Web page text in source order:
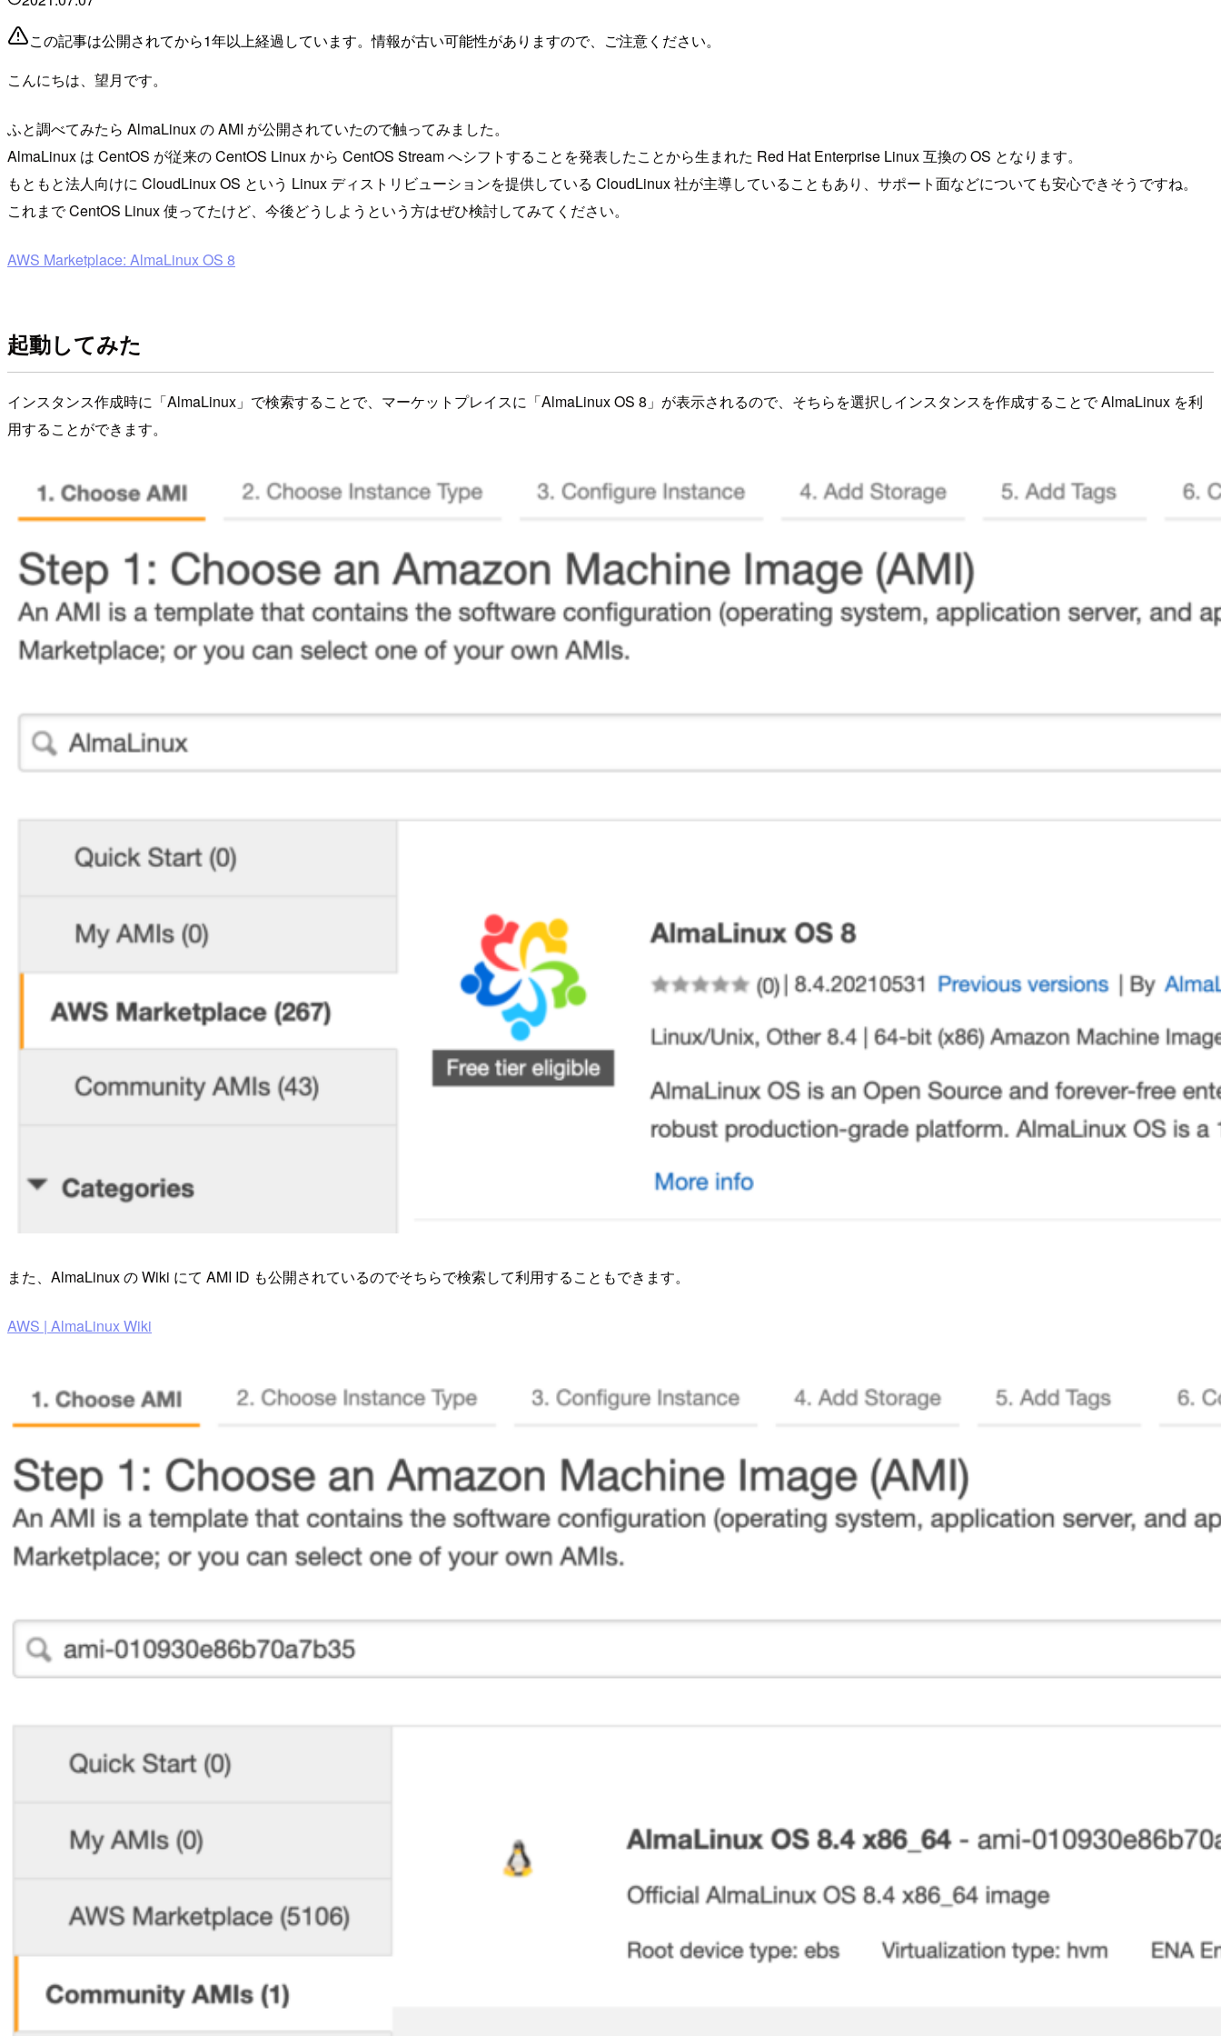
この記事は公開されてから1年以上経過しています。情報が古い可能性がありますので、ご注意ください。
こんにちは、望月です。
ふと調べてみたら AlmaLinux の AMI が公開されていたので触ってみました。
AlmaLinux は CentOS が従来の CentOS Linux から CentOS Stream へシフトすることを発表したことから生まれた Red Hat Enterprise Linux 互換の OS となります。
もともと法人向けに CloudLinux OS という Linux ディストリビューションを提供している CloudLinux 社が主導していることもあり、サポート面などについても安心できそうですね。
これまで CentOS Linux 使ってたけど、今後どうしようという方はぜひ検討してみてください。
AWS Marketplace: AlmaLinux OS 8
起動してみた
インスタンス作成時に「AlmaLinux」で検索することで、マーケットプレイスに「AlmaLinux OS 8」が表示されるので、そちらを選択しインスタンスを作成することで AlmaLinux を利
用することができます。
また、AlmaLinux の Wiki にて AMI ID も公開されているのでそちらで検索して利用することもできます。
AWS | AlmaLinux Wiki